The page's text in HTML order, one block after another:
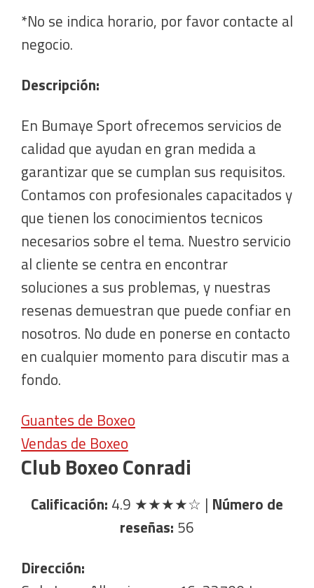
*No se indica horario, por favor contacte al
negocio.
Descripción:
En Bumaye Sport ofrecemos servicios de
calidad que ayudan en gran medida a
garantizar que se cumplan sus requisitos.
Contamos con profesionales capacitados y
que tienen los conocimientos tecnicos
necesarios sobre el tema. Nuestro servicio
al cliente se centra en encontrar
soluciones a sus problemas, y nuestras
resenas demuestran que puede confiar en
nosotros. No dude en ponerse en contacto
en cualquier momento para discutir mas a
fondo.
Guantes de Boxeo
Vendas de Boxeo
Club Boxeo Conradi
Calificación: 4.9 ★★★★☆ | Número de
reseñas: 56
Dirección: